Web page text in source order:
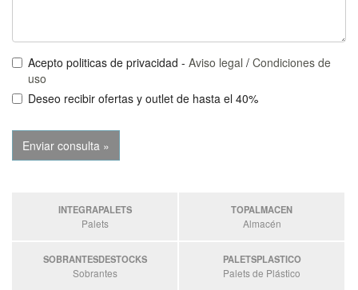
Acepto politicas de privacidad - Aviso legal / Condiciones de
uso
Deseo recibir ofertas y outlet de hasta el 40%
INTEGRAPALETS
Palets
TOPALMACEN
Almacén
SOBRANTESDESTOCKS
Sobrantes
PALETSPLASTICO
Palets de Plástico